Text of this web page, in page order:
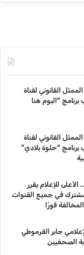
القانوني لقناة
“اليوم هنا
القانوني لقناة
“حلوة بلادي”
للإعلام يقرر
في جميع القنوات
فورًا
جابر القرموطي
الصحفيين